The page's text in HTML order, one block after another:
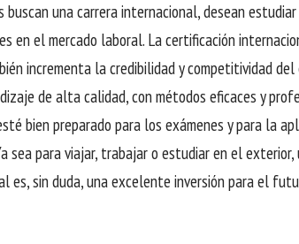
buscan una carrera internacional, desean
en el mercado laboral. La certificación
incrementa la credibilidad y competitividad
de alta calidad, con métodos eficaces y
bien preparado para los exámenes y para la
sea para viajar, trabajar o estudiar en el exterior,
es, sin duda, una excelente inversión para el